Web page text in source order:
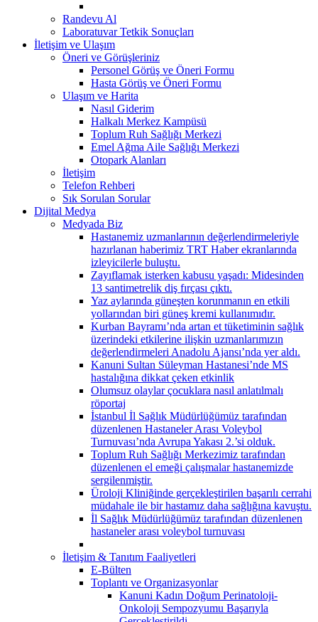
Randevu Al
Laboratuvar Tetkik Sonuçları
İletişim ve Ulaşım
Öneri ve Görüşleriniz
Personel Görüş ve Öneri Formu
Hasta Görüş ve Öneri Formu
Ulaşım ve Harita
Nasıl Giderim
Halkalı Merkez Kampüsü
Toplum Ruh Sağlığı Merkezi
Emel Ağma Aile Sağlığı Merkezi
Otopark Alanları
İletişim
Telefon Rehberi
Sık Sorulan Sorular
Dijital Medya
Medyada Biz
Hastanemiz uzmanlarının değerlendirmeleriyle
hazırlanan haberimiz TRT Haber ekranlarında
izleyicilerle buluştu.
Zayıflamak isterken kabusu yaşadı: Midesinden
13 santimetrelik diş fırçası çıktı.
Yaz aylarında güneşten korunmanın en etkili
yollarından biri güneş kremi kullanımıdır.
Kurban Bayramı’nda artan et tüketiminin sağlık
üzerindeki etkilerine ilişkin uzmanlarımızın
değerlendirmeleri Anadolu Ajansı’nda yer aldı.
Kanuni Sultan Süleyman Hastanesi’nde MS
hastalığına dikkat çeken etkinlik
Olumsuz olaylar çocuklara nasıl anlatılmalı
röportaj
İstanbul İl Sağlık Müdürlüğümüz tarafından
düzenlenen Hastaneler Arası Voleybol
Turnuvası’nda Avrupa Yakası 2.’si olduk.
Toplum Ruh Sağlığı Merkezimiz tarafından
düzenlenen el emeği çalışmalar hastanemizde
sergilenmiştir.
Üroloji Kliniğinde gerçekleştirilen başarılı cerrahi
müdahale ile bir hastamız daha sağlığına kavuştu.
İl Sağlık Müdürlüğümüz tarafından düzenlenen
hastaneler arası voleybol turnuvası
İletişim & Tanıtım Faaliyetleri
E-Bülten
Toplantı ve Organizasyonlar
Kanuni Kadın Doğum Perinatoloji-
Onkoloji Sempozyumu Başarıyla